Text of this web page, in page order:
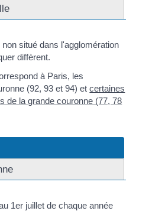
situé dans l'agglomération
diffèrent.
à Paris, les
(92, 93 et 94) etcertaines
de la grande couronne (77, 78
1er juillet de chaque année